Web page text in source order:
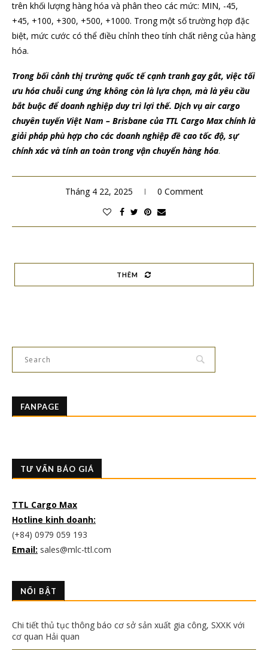
trên khối lượng hàng hóa và phân theo các mức: MIN, -45,
+45, +100, +300, +500, +1000. Trong một số trường hợp đặc
biệt, mức cước có thể điều chỉnh theo tính chất riêng của hàng
hóa.
Trong bối cảnh thị trường quốc tế cạnh tranh gay gắt, việc tối
ưu hóa chuỗi cung ứng không còn là lựa chọn, mà là yêu cầu
bắt buộc để doanh nghiệp duy trì lợi thế. Dịch vụair cargo
chuyên tuyến Việt Nam – Brisbane của TTL Cargo Max chính là
giải pháp phù hợp cho các doanh nghiệp đề cao tốc độ, sự
chính xác và tính an toàn trong vận chuyển hàng hóa.
Tháng 4 22, 2025 0 Comment
THÊM
FANPAGE
TƯ VẤN BÁO GIÁ
TTL Cargo Max
Hotline kinh doanh:
(+84) 0979 059 193
Email: sales@mlc-ttl.com
NỔI BẬT
Chi tiết thủ tục thông báo cơ sở sản xuất gia công, SXXK với
cơ quan Hải quan